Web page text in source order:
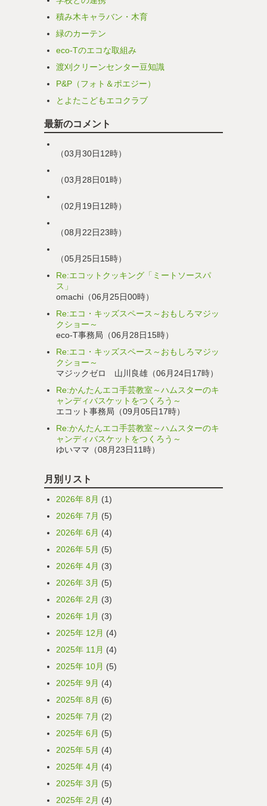
積み木キャラバン・木育
緑のカーテン
eco-Tのエコな取組み
渡刈クリーンセンター豆知識
P&P（フォト＆ポエジー）
とよたこどもエコクラブ
最新のコメント
（03月30日12時）
（03月28日01時）
（02月19日12時）
（08月22日23時）
（05月25日15時）
Re:エコットクッキング「ミートソースパ
ス」
omachi（06月25日00時）
Re:エコ・キッズスペース～おもしろマジッ
クショー～
eco-T事務局（06月28日15時）
Re:エコ・キッズスペース～おもしろマジッ
クショー～
マジックゼロ 山川良雄（06月24日17時）
Re:かんたんエコ手芸教室～ハムスターのキ
ャンディバスケットをつくろう～
エコット事務局（09月05日17時）
Re:かんたんエコ手芸教室～ハムスターのキ
ャンディバスケットをつくろう～
ゆいママ（08月23日11時）
月別リスト
2026年 8月 (1)
2026年 7月 (5)
2026年 6月 (4)
2026年 5月 (5)
2026年 4月 (3)
2026年 3月 (5)
2026年 2月 (3)
2026年 1月 (3)
2025年 12月 (4)
2025年 11月 (4)
2025年 10月 (5)
2025年 9月 (4)
2025年 8月 (6)
2025年 7月 (2)
2025年 6月 (5)
2025年 5月 (4)
2025年 4月 (4)
2025年 3月 (5)
2025年 2月 (4)